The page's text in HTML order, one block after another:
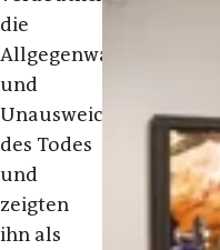
die
Allgegenwart
und
Unausweichlichkeit
des Todes
und
zeigten
ihn als